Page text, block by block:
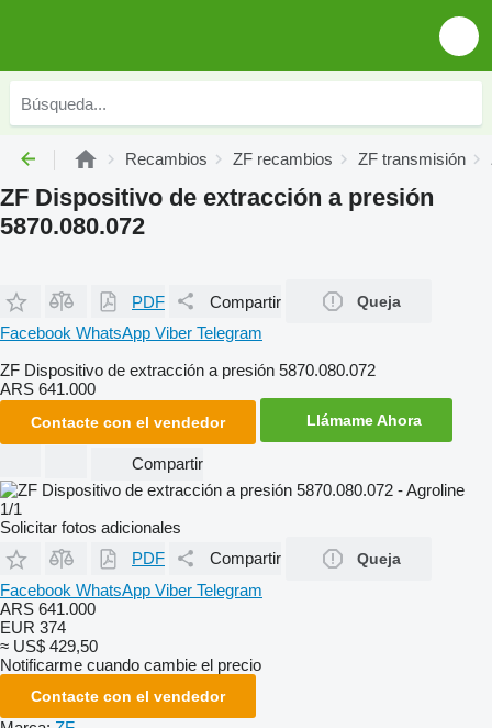
Recambios ZF recambios ZF transmisión
ZF Dispositivo de extracción a presión
5870.080.072
PDF Compartir Queja
Facebook WhatsApp Viber Telegram
ZF Dispositivo de extracción a presión 5870.080.072
ARS 641.000
Contacte con el vendedor Llámame Ahora
Compartir
1/1
Solicitar fotos adicionales
PDF
Compartir Queja
Facebook WhatsApp Viber Telegram
ARS 641.000
EUR 374
≈ US$ 429,50
Notificarme cuando cambie el precio
Contacte con el vendedor